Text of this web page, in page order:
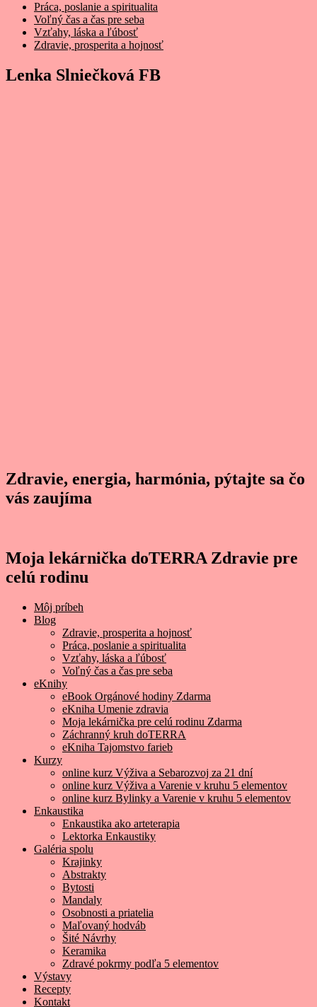
Práca, poslanie a spiritualita
Voľný čas a čas pre seba
Vzťahy, láska a ľúbosť
Zdravie, prosperita a hojnosť
Lenka Slniečková FB
Zdravie, energia, harmónia, pýtajte sa čo
vás zaujíma
Moja lekárnička doTERRA Zdravie pre
celú rodinu
Môj príbeh
Blog
Zdravie, prosperita a hojnosť
Práca, poslanie a spiritualita
Vzťahy, láska a ľúbosť
Voľný čas a čas pre seba
eKnihy
eBook Orgánové hodiny Zdarma
eKniha Umenie zdravia
Moja lekárnička pre celú rodinu Zdarma
Záchranný kruh doTERRA
eKniha Tajomstvo farieb
Kurzy
online kurz Výživa a Sebarozvoj za 21 dní
online kurz Výživa a Varenie v kruhu 5 elementov
online kurz Bylinky a Varenie v kruhu 5 elementov
Enkaustika
Enkaustika ako arteterapia
Lektorka Enkaustiky
Galéria spolu
Krajinky
Abstrakty
Bytosti
Mandaly
Osobnosti a priatelia
Maľovaný hodváb
Šité Návrhy
Keramika
Zdravé pokrmy podľa 5 elementov
Výstavy
Recepty
Kontakt